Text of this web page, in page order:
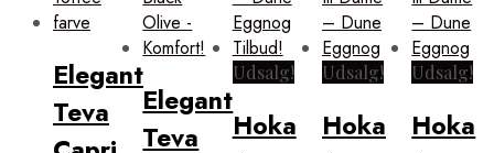
Elegant
Teva
Elegant
Teva
Udsalg!
Hoka
Udsalg!
Hoka
Udsalg!
Hoka